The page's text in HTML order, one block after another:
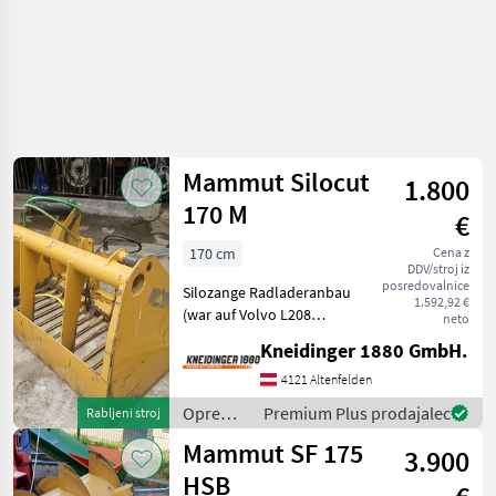
Rabljeni stroj
Mammut Silocut
170 M
1.800
€
Cena z
DDV/stroj iz
posredovalnice
1.592,92 €
neto
170 cm
Silozange Radladeranbau
(war auf Volvo L208
krmljenje Stroj za
pripravljanje silaže
Kneidinger 1880 GmbH.
4121 Altenfelden
Oprema
za
krmljenje
/
Premium Plus prodajalec
Mammut SF 175
HSB
3.900